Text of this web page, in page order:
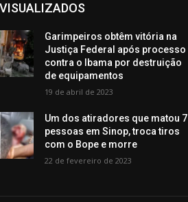
Garimpeiros obtêm vitória na
Justiça Federal após processo
contra o Ibama por destruição
de equipamentos
19 de abril de 2023
Um dos atiradores que matou 7
pessoas em Sinop, troca tiros
com o Bope e morre
22 de fevereiro de 2023